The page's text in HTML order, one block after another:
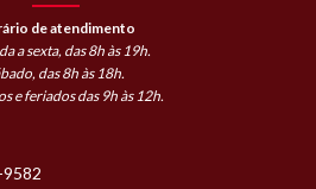
de atendimento
a sexta, das 8h às 19h.
das 8h às 18h.
e feriados das 9h às 12h.